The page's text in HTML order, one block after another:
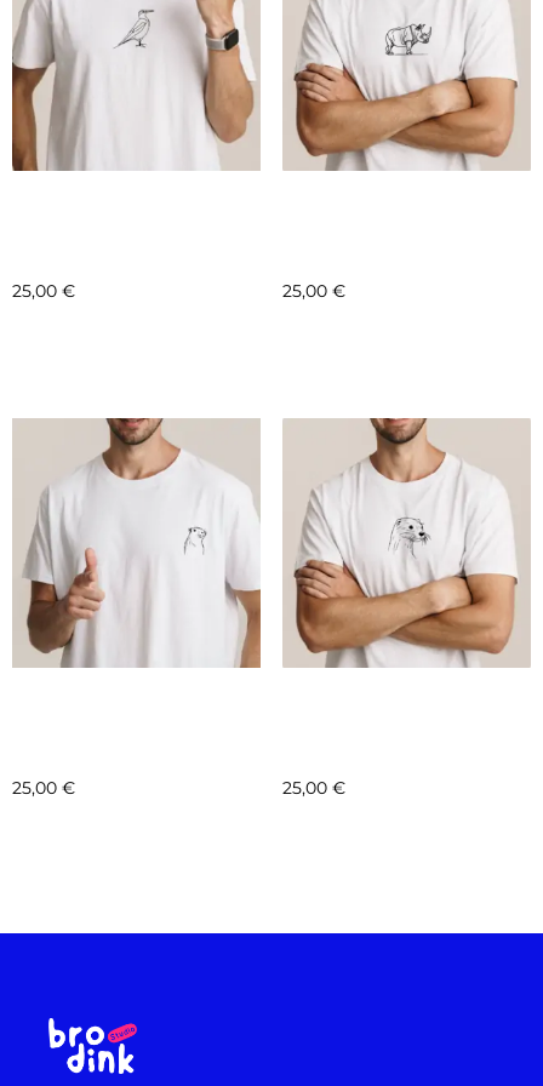
25,00 € 25,00 €
25,00 € 25,00 €